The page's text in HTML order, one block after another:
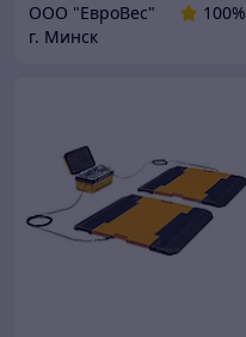
ООО "ЕвроВес"
100%
г. Минск